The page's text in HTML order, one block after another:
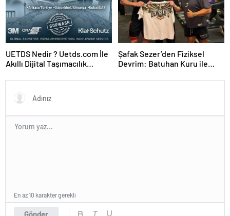
UETDS Nedir ? Uetds.com İle
Akıllı Dijital Taşımacılık
Şafak Sezer’den Fiziksel
Devrim: Batuhan Kuru ile
Gönder
En az 10 karakter gerekli